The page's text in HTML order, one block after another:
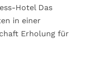
Hotel Das
in einer
Erholung für